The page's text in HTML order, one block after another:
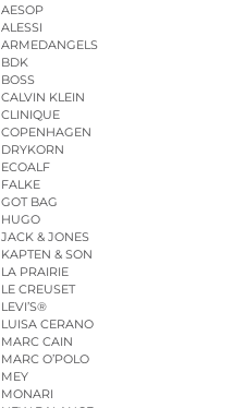
AESOP
ALESSI
ARMEDANGELS
BDK
BOSS
CALVIN KLEIN
CLINIQUE
COPENHAGEN
DRYKORN
ECOALF
FALKE
GOT BAG
HUGO
JACK & JONES
KAPTEN & SON
LA PRAIRIE
LE CREUSET
LEVI’S®
LUISA CERANO
MARC CAIN
MARC O’POLO
MEY
MONARI